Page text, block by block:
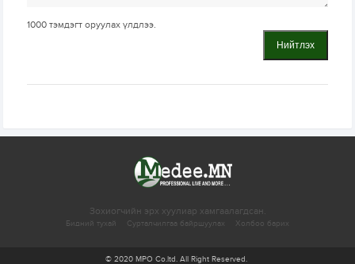
1000 тэмдэгт оруулах үлдлээ.
Нийтлэх
Зохиогчийн эрх хуулиар хамгаалагдсан.
Бидний тухай Сурталчилгаа байршуулах Холбоо барих
© 2020 MPO Co.ltd. All Right Reserved.